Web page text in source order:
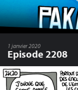
1 janvier 2020
Episode 2208